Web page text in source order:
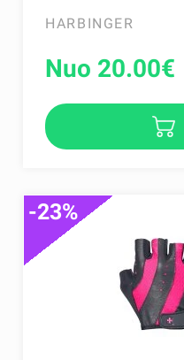
HARBINGER
Nuo 20.00€
-23%